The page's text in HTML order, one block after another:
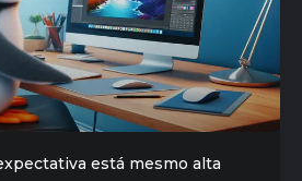
está mesmo alta